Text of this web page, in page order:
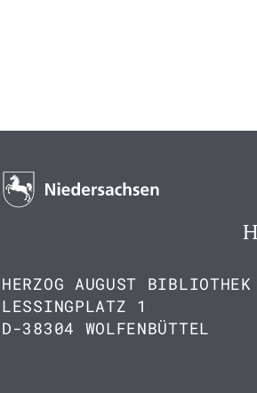
HERZOG AUGUST BIBLIOTHEK
LESSINGPLATZ 1
D-38304 WOLFENBÜTTEL